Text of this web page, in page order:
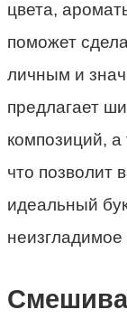
цвета,
поможет
личным и
предлагает
композиций, а
что позволит
идеальный
неизгладимое